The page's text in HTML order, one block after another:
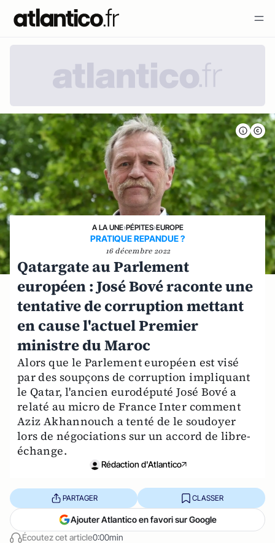
A LA UNE›PÉPITES›EUROPE
PRATIQUE REPANDUE ?
16 décembre 2022
Qatargate au Parlement
européen : José Bové raconte une
tentative de corruption mettant
en cause l'actuel Premier
ministre du Maroc
Alors que le Parlement européen est visé
par des soupçons de corruption impliquant
le Qatar, l'ancien eurodéputé José Bové a
relaté au micro de France Inter comment
Aziz Akhannouch a tenté de le soudoyer
lors de négociations sur un accord de libre-
échange.
Rédaction d'Atlantico
Écoutez cet article0:00min
PARTAGER CLASSER
Ajouter Atlantico en favori sur Google